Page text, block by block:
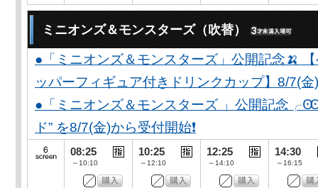
ミニオンズ＆モンスターズ（吹替）
●「ミニオンズ＆モンスターズ」公開記念🍌
ッパーフィギュア付きドリンクカップ】8/7(金
●「ミニオンズ＆モンスターズ 」公開記念
ド” を8/7(金)から受付開始❗️
08:25
～10:10
10:25
～12:10
12:25
～14:10
14:30
～16:15